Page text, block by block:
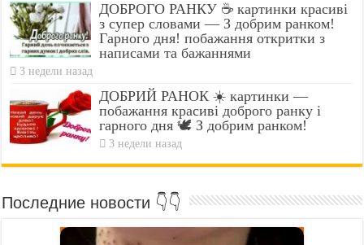
ДОБРОГО РАНКУ ☕ картинки красиві
з супер словами — З добрим ранком!
Гарного дня! побажання откритки з
написами та бажаннями
3 недели назад
ДОБРИЙ РАНОК ☀️ картинки —
побажання красиві доброго ранку і
гарного дня 🕊️ З добрим ранком!
3 недели назад
Последние новости 👇👇